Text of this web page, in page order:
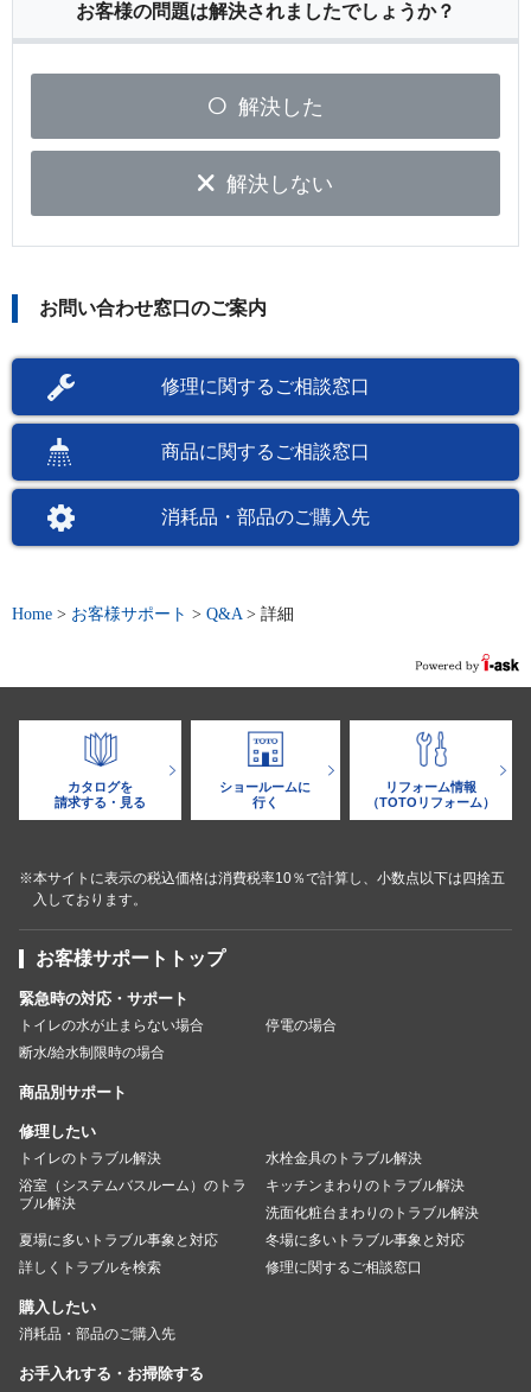
お客様の問題は解決されましたでしょうか？
解決した
解決しない
お問い合わせ窓口のご案内
修理に関するご相談窓口
商品に関するご相談窓口
消耗品・部品のご購入先
Home > お客様サポート > Q&A > 詳細
カタログを
請求する・見る
ショールームに
行く
リフォーム情報
（TOTOリフォーム）
※本サイトに表示の税込価格は消費税率10％で計算し、小数点以下は四捨五
入しております。
お客様サポートトップ
緊急時の対応・サポート
トイレの水が止まらない場合
停電の場合
断水/給水制限時の場合
商品別サポート
修理したい
トイレのトラブル解決
水栓金具のトラブル解決
浴室（システムバスルーム）のトラ
ブル解決
キッチンまわりのトラブル解決
洗面化粧台まわりのトラブル解決
夏場に多いトラブル事象と対応
冬場に多いトラブル事象と対応
詳しくトラブルを検索
修理に関するご相談窓口
購入したい
消耗品・部品のご購入先
お手入れする・お掃除する